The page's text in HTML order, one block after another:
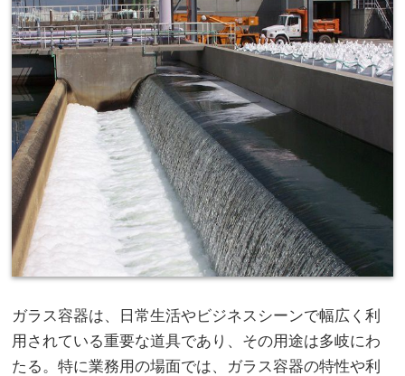
ガラス容器は、日常生活やビジネスシーンで幅広く利
用されている重要な道具であり、その用途は多岐にわ
たる。特に業務用の場面では、ガラス容器の特性や利